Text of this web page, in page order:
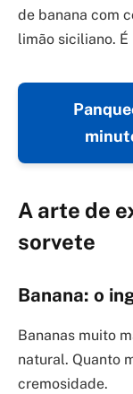
de banana com
limão siciliano.
A arte de
sorvete
Banana: o
Bananas muito
natural. Quanto
cremosidade.